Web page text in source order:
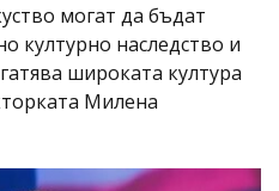
могат да бъдат
културно наследство и
широката култура
Милена